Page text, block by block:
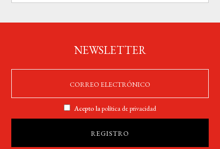
NEWSLETTER
Acepto lapolítica de privacidad